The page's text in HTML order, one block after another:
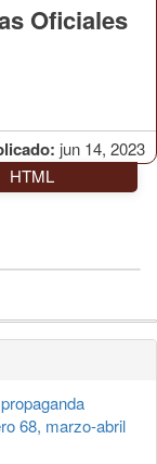
jun 14, 2023
Oficiales
HTML
68, marzo-abril